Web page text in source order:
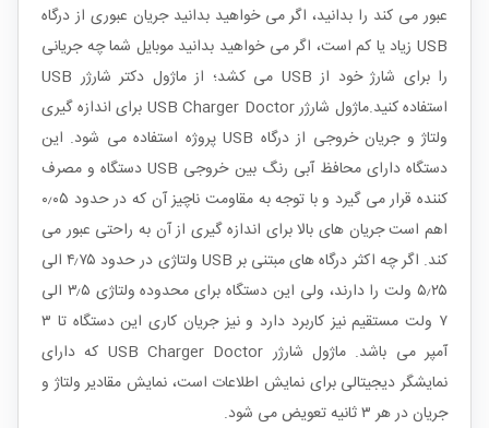
عبور می کند را بدانید، اگر می خواهید بدانید جریان عبوری از درگاه
USB زیاد یا کم است، اگر می خواهید بدانید موبایل شما چه جریانی
را برای شارژ خود از USB می کشد؛ از ماژول دکتر شارژر USB
استفاده کنید.ماژول شارژر USB Charger Doctor برای اندازه گیری
ولتاژ و جریان خروجی از درگاه USB پروژه استفاده می شود. این
دستگاه دارای محافظ آبی رنگ بین خروجی USB دستگاه و مصرف
کننده قرار می گیرد و با توجه به مقاومت ناچیز آن که در حدود ۰٫۰۵
اهم است جریان های بالا برای اندازه گیری از آن به راحتی عبور می
کند. اگر چه اکثر درگاه های مبتنی بر USB ولتاژی در حدود ۴٫۷۵ الی
۵٫۲۵ ولت را دارند، ولی این دستگاه برای محدوده ولتاژی ۳٫۵ الی
۷ ولت مستقیم نیز کاربرد دارد و نیز جریان کاری این دستگاه تا ۳
آمپر می باشد. ماژول شارژر USB Charger Doctor که دارای
نمایشگر دیجیتالی برای نمایش اطلاعات است، نمایش مقادیر ولتاژ و
جریان در هر ۳ ثانیه تعویض می شود.